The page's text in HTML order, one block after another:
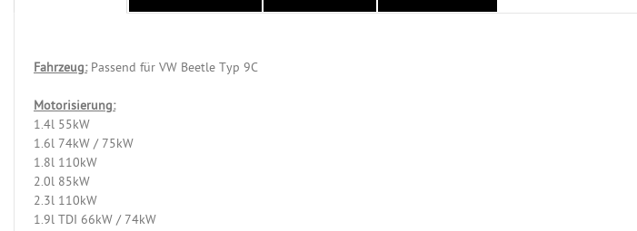
Fahrzeug:Passend für VW Beetle Typ 9C
Motorisierung:
1.4l 55kW
1.6l 74kW / 75kW
1.8l 110kW
2.0l 85kW
2.3l 110kW
1.9l TDI 66kW / 74kW